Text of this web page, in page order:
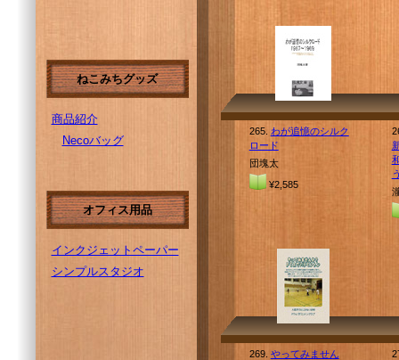
ねこみちグッズ
商品紹介
Necoバッグ
オフィス用品
インクジェットペーパー
シンプルスタジオ
265. わが追憶のシルク
ロード
団塊太
¥2,585
269. やってみません